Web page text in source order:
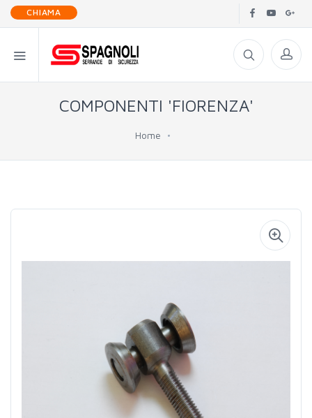
CHIAMA
COMPONENTI 'FIORENZA'
Home